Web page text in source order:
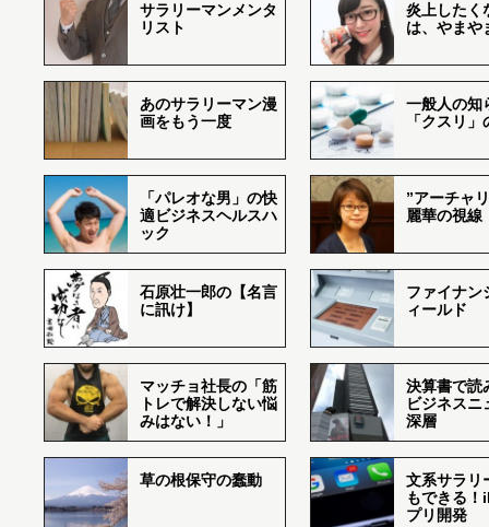
サラリーマンメンタ
リスト
炎上したく
は、やまや
あのサラリーマン漫
画をもう一度
一般人の知
「クスリ
「パレオな男」の快
適ビジネスヘルスハ
ック
”アーチャ
麗華の視線
石原壮一郎の【名言
に訊け】
ファイナン
ィールド
マッチョ社長の「筋
トレで解決しない悩
みはない！」
決算書で読
ビジネスニ
深層
草の根保守の蠢動
文系サラリ
もできる
プリ開発